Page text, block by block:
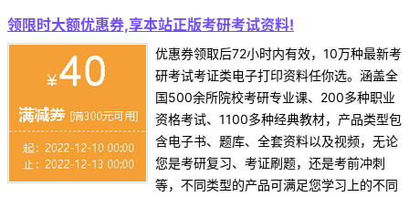
领限时大额优惠券,享本站正版考研考试资料!
优惠券领取后72小时内有效，10万种最新考
研考试考证类电子打印资料任你选。涵盖全
国500余所院校考研专业课、200多种职业
资格考试、1100多种经典教材，产品类型包
含电子书、题库、全套资料以及视频，无论
您是考研复习、考证刷题，还是考前冲刺
等，不同类型的产品可满足您学习上的不同